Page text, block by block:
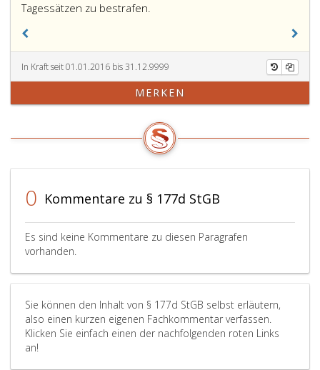
Tagessätzen zu bestrafen.
In Kraft seit 01.01.2016 bis 31.12.9999
MERKEN
0 Kommentare zu § 177d StGB
Es sind keine Kommentare zu diesen Paragrafen
vorhanden.
Sie können den Inhalt von § 177d StGB selbst erläutern,
also einen kurzen eigenen Fachkommentar verfassen.
Klicken Sie einfach einen der nachfolgenden roten Links
an!